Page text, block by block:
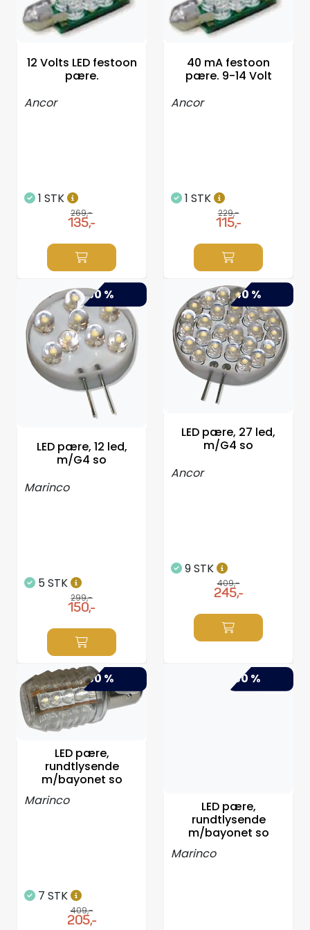
12 Volts LED festoon
pære.
Ancor
1 STK
269,-
135,-
40 mA festoon
pære. 9-14 Volt
Ancor
1 STK
229,-
115,-
-50 %
LED pære, 12 led,
m/G4 so
Marinco
5 STK
299,-
150,-
-40 %
LED pære, 27 led,
m/G4 so
Ancor
9 STK
409,-
245,-
-50 %
LED pære,
rundtlysende
m/bayonet so
Marinco
7 STK
409,-
205,-
-50 %
LED pære,
rundtlysende
m/bayonet so
Marinco
Propeller